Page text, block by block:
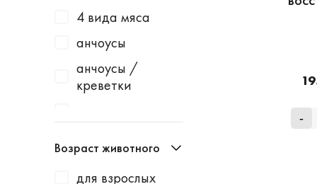
Catter Litter
Cliny
CRAFTIA
ECO Premium
Enso
Eukanuba
собак
хорьков
для любого
вида животных
для
вотных
для собак
4 вида мяса
анчоусы
анчоусы /
креветки
морепродуктов
ассорти из птиц
Возраст животного
для взрослых
-